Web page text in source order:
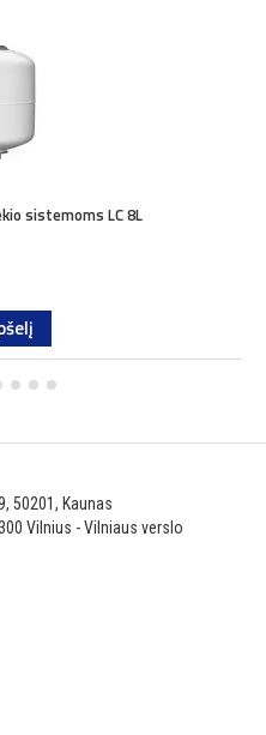
sistemoms LC 8L
50201, Kaunas
Vilnius - Vilniaus verslo